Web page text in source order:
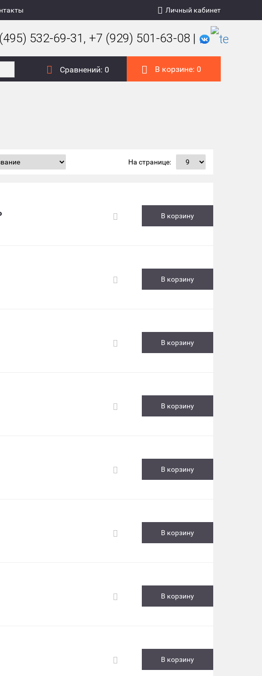
Личный кабинет
532-69-31, +7 (929) 501-63-08 |
Сравнений: 0 В корзине: 0
На странице:
В корзину
В корзину
В корзину
В корзину
В корзину
В корзину
В корзину
В корзину